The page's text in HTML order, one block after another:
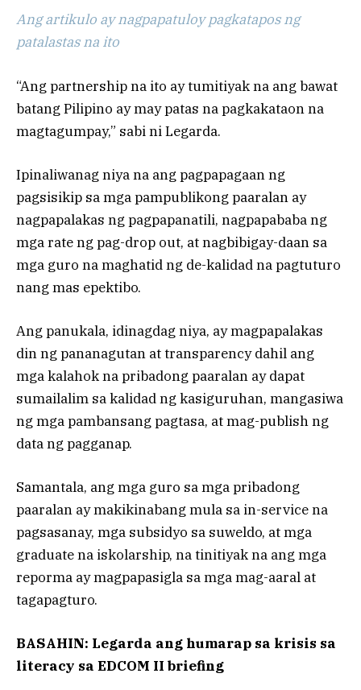
Ang artikulo ay nagpapatuloy pagkatapos ng
patalastas na ito
“Ang partnership na ito ay tumitiyak na ang bawat
batang Pilipino ay may patas na pagkakataon na
magtagumpay,” sabi ni Legarda.
Ipinaliwanag niya na ang pagpapagaan ng
pagsisikip sa mga pampublikong paaralan ay
nagpapalakas ng pagpapanatili, nagpapababa ng
mga rate ng pag-drop out, at nagbibigay-daan sa
mga guro na maghatid ng de-kalidad na pagtuturo
nang mas epektibo.
Ang panukala, idinagdag niya, ay magpapalakas
din ng pananagutan at transparency dahil ang
mga kalahok na pribadong paaralan ay dapat
sumailalim sa kalidad ng kasiguruhan, mangasiwa
ng mga pambansang pagtasa, at mag-publish ng
data ng pagganap.
Samantala, ang mga guro sa mga pribadong
paaralan ay makikinabang mula sa in-service na
pagsasanay, mga subsidyo sa suweldo, at mga
graduate na iskolarship, na tinitiyak na ang mga
reporma ay magpapasigla sa mga mag-aaral at
tagapagturo.
BASAHIN: Legarda ang humarap sa krisis sa
literacy sa EDCOM II briefing